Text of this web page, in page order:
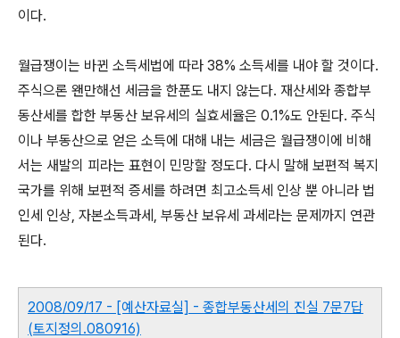
이다.
월급쟁이는 바뀐 소득세법에 따라 38% 소득세를 내야 할 것이다.
주식으론 왠만해선 세금을 한푼도 내지 않는다. 재산세와 종합부
동산세를 합한 부동산 보유세의 실효세율은 0.1%도 안된다. 주식
이나 부동산으로 얻은 소득에 대해 내는 세금은 월급쟁이에 비해
서는 새발의 피라는 표현이 민망할 정도다. 다시 말해 보편적 복지
국가를 위해 보편적 증세를 하려면 최고소득세 인상 뿐 아니라 법
인세 인상, 자본소득과세, 부동산 보유세 과세라는 문제까지 연관
된다.
2008/09/17 - [예산자료실] - 종합부동산세의 진실 7문7답
(토지정의.080916)